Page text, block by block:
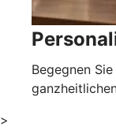
Begegnen
>